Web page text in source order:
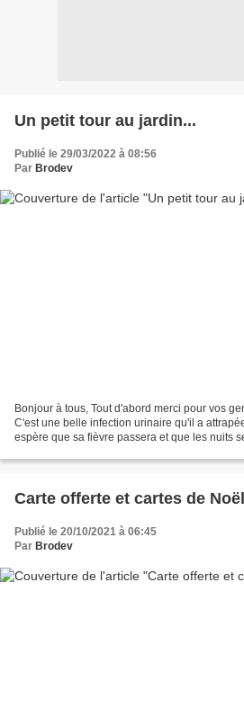
Un petit tour au jardin...
Publié le 29/03/2022 à 08:56
Par Brodev
Bonjour à tous, Tout d'abord merci pour vos
C'est une belle infection urinaire qu'il a
espère que sa fièvre passera et que les nuits
Carte offerte et cartes de
Publié le 20/10/2021 à 06:45
Par Brodev